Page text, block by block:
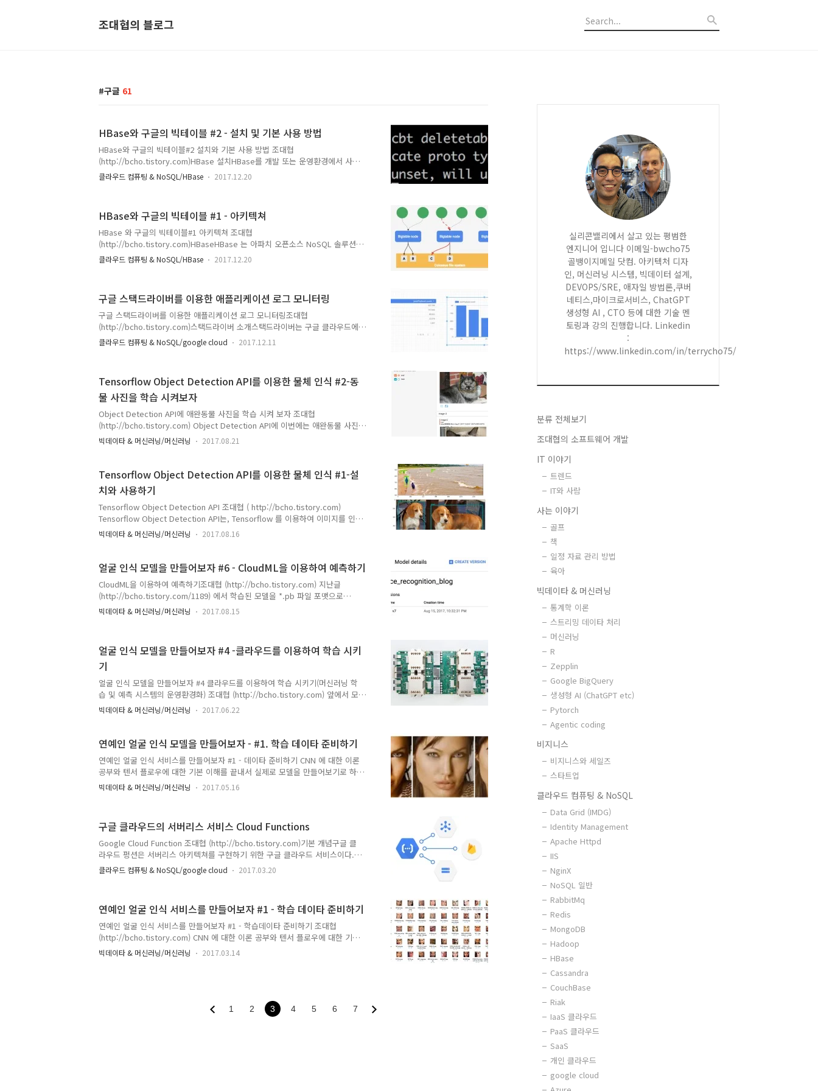
조대협의 블로그
구글 61
HBase와 구글의 빅테이블 #2 - 설치 및 기본 사용 방법
HBase와 구글의 빅테이블#2 설치와 기본 사용 방법 조대협
(http://bcho.tistory.com)HBase 설치HBase를 개발 또는 운영환경에서 사용
하기 위해서는 직접 HBase를 다운 받아서 설치하거나 또는 구글 클라우드의 빅
테이블을 사용하면 된다 각각 설치 방법은 다음과 같다. 로컬 환경에 HBase 설
여기서는 자세하게 설명하지 않는다. $JAVA_HOME 환경 변수를 설정한 후에,
HBase를 다운로드 받고, 압축을 푼다.다음 ./bin/start-hbase.sh 을 수행하면
Hbase를 가동할 수 있다...
클라우드 컴퓨팅 & NoSQL/HBase 2017.12.20
HBase와 구글의 빅테이블 #1 - 아키텍쳐
HBase 와 구글의 빅테이블#1 아키텍쳐 조대협
(http://bcho.tistory.com)HBaseHBase 는 아파치 오픈소스 NoSQL 솔루션으
로 구글의 빅테이블 (https://research.google.com/archive/bigtable.html)
논문을 기반으로 개발되었다.Key/Value Store 기반의 NoSQL이며, 대용량 데
은 하나의 로우키(rowkey)를 가지고 있다. 이 키는 RDBMS의 프라이머리 키와
같은 키라고 보면 된다. 각각의 행에는 컬럼이 정의되어 있는데, RDBMS 테이블
의 일반 컬럼과 같은 개념이라고 보면..
클라우드 컴퓨팅 & NoSQL/HBase 2017.12.20
구글 스택드라이버를 이용한 애플리케이션 로그 모니터링
구글 스택드라이버를 이용한 애플리케이션 로그 모니터링조대협
(http://bcho.tistory.com)스택드라이버 소개스택드라이버는 구글 클라우드에
서 서비스로 제공되는 시스템 로그 및 모니터링 시스템이다. CPU,메모리사용량
과 같은 하드웨어에 대한 정보에서 부터 웹서버나 OS와 같은 미들웨어 및 애플
등에 대한 모니터링도 가능하다. 구글 클라우드 뿐 아니라, AWS에 대한 모니터
링을 통합으로 지원하는 등, 상당히 많은 기능을 가지고 있다.이 글에서는 스택
드라이버를 이용하여 애플리케이션 로그를 수집하..
클라우드 컴퓨팅 & NoSQL/google cloud 2017.12.11
Tensorflow Object Detection API를 이용한 물체 인식 #2-동
물 사진을 학습 시켜보자
Object Detection API에 애완동물 사진을 학습 시켜 보자 조대협
(http://bcho.tistory.com) Object Detection API에 이번에는 애완동물 사진
데이타를 학습시켜 보도록 한다.애완 동물 학습 데이타의 원본은 Oxford-IIIT
Pets lives 로 http://www.robots.ox.ac.uk/~vgg/data/pets/ 에 있다. 약
이 애완동물 데이타를 다운 받아서, Object Detection API에 학습 시키는 것까
지 진행을 한다.데이타를 다운로드 받은 후, Object Detection API에 학습 시
키기 위해서, 데이타 포맷을 TFRecord 형태로 변환한 후..
빅데이타 & 머신러닝/머신러닝 2017.08.21
Tensorflow Object Detection API를 이용한 물체 인식 #1-설
치와 사용하기
Tensorflow Object Detection API 조대협 ( http://bcho.tistory.com)
Tensorflow Object Detection API는, Tensorflow 를 이용하여 이미지를 인
식할 수 있도록 개발된 모델로, 라이브러리 형태로 제공되며, 각기 다른 정확도
와 속도를 가지고 있는 5개의 모델을 제공한다. 머신러닝이나 텐서플로우에 대한
데이타를 업로드해서 학습을 하여, 내 시나리오에 맞는 Object Detection
System을 손쉽게 만들 수 있다. Object Detection API를 설치하기 위해서는
텐서플로우 1.x 와 파이썬 2.7x 버전이 사전 설치되어 있어야 한다. 이 글에서..
빅데이타 & 머신러닝/머신러닝 2017.08.16
얼굴 인식 모델을 만들어보자 #6 - CloudML을 이용하여 예측하기
CloudML을 이용하여 예측하기조대협 (http://bcho.tistory.com) 지난글
(http://bcho.tistory.com/1189) 에서 학습된 모델을 *.pb 파일 포맷으로
Export 하였다. 그러면 이 Export 된 모델을 이용하여 예측 (prediction)을 하
는 방법에 대해서 알아보겠다. 앞글에서도 언급했듯이, 예측은 Google
Version/face_recog_model/%2528wwoo%2529%2BML%2BEngine%2Bp
rediction.ipynb 를 참고하기 바란다. Export된 모델을 CloudML에 배포하기..
빅데이타 & 머신러닝/머신러닝 2017.08.15
얼굴 인식 모델을 만들어보자 #4 -클라우드를 이용하여 학습 시키
기
얼굴 인식 모델을 만들어보자 #4 클라우드를 이용하여 학습 시키기(머신러닝 학
습 및 예측 시스템의 운영환경화) 조대협 (http://bcho.tistory.com) 앞에서 모
델을 만들고 학습도 다했다. 이제, 이 모델을 실제 운영 환경에서 운영할 수 있
는 스케일로 포팅을 하고자 한다. 로컬 환경 대비 실제 운영 환경으로 확장할때
이타를 전처리하기 위한 병렬 처리 환경 이 내용은 이미
http://bcho.tistory.com/1177에서 다루었다. 대규모 학습 데이타를 빠르게 학
습 시킬 수 있는 컴퓨팅 파워학습된 데이타를 이용한 대규모 예측 서비스를 할
수 있는 기능 위의 요건을 만족하면서 텐서플로우로 환경을 올리는 방법은 여
러..
빅데이타 & 머신러닝/머신러닝 2017.06.22
연예인 얼굴 인식 모델을 만들어보자 - #1. 학습 데이타 준비하기
연예인 얼굴 인식 서비스를 만들어보자 #1 - 데이타 준비하기 CNN 에 대한 이론
공부와 텐서 플로우에 대한 기본 이해를 끝내서 실제로 모델을 만들어보기로 하
였다.CNN을 이용한 이미지 인식중 대중적인 주제로 얼굴 인식 (Face
recognition)을 주제로 잡아서, 이 모델을 만들기로 하고 아직 실력이 미흡하여
든 코드를 기반으로 하여 설명한다. (코드 원본 주소 :
https://github.com/wwoo/tf_face ) 얼굴 데이타를 구할 수 있는곳먼저 얼굴
인식 모델을 만들려면, 학습을 시킬 충분한 데이타가 있어야 한다. 사람 얼..
빅데이타 & 머신러닝/머신러닝 2017.05.16
구글 클라우드의 서버리스 서비스 Cloud Functions
Google Cloud Function 조대협 (http://bcho.tistory.com)기본 개념구글 클
라우드 펑션은 서버리스 아키텍쳐를 구현하기 위한 구글 클라우드 서비스이다.
아마존 웹서비스의 람다와 같은 기능이라고 보면 된다. 이벤트가 발생하면, 이벤
트에 따라서, 코드를 수행해주는 형태인데, 이벤트의 종류는 다음과 같
되었을때마지막으로 HTTP로 들어오는 요청 (REST API) 개발환경프로그래밍 언
어는 node.js 6.9.1 버전을 기반으로 되어 있으며, node.js의 package.json을
이용하여 왠만한 의존성 ..
클라우드 컴퓨팅 & NoSQL/google cloud 2017.03.20
연예인 얼굴 인식 서비스를 만들어보자 #1 - 학습 데이타 준비하기
연예인 얼굴 인식 서비스를 만들어보자 #1 - 학습데이타 준비하기 조대협
(http://bcho.tistory.com) CNN 에 대한 이론 공부와 텐서 플로우에 대한 기본
이해를 끝내서 실제로 모델을 만들어보기로 하였다.CNN을 이용한 이미지 인식
중 대중적인 주제로 얼굴 인식 (Face recognition)을 주제로 잡아서, 이 모델을
본 주소 : https://github.com/wwoo/tf_face )얼굴 데이타를 내려 받자먼저 얼
빅데이타 & 머신러닝/머신러닝 2017.03.14
1 2 3 4 5 6 7
실리콘밸리에서 살고 있는 평범한
엔지니어 입니다 이메일-bwcho75
골뱅이지메일 닷컴. 아키텍처 디자
인, 머신러닝 시스템, 빅데이터 설계,
DEVOPS/SRE, 애자일 방법론,쿠버
네티스,마이크로서비스, ChatGPT
생성형 AI , CTO 등에 대한 기술 멘
토링과 강의 진행합니다. Linkedin
:
https://www.linkedin.com/in/terrycho75/
분류 전체보기
조대협의 소프트웨어 개발
IT 이야기
트렌드
IT와 사람
사는 이야기
골프
책
일정 자료 관리 방법
육아
빅데이타 & 머신러닝
통계학 이론
스트리밍 데이타 처리
머신러닝
R
Zepplin
Google BigQuery
생성형 AI (ChatGPT etc)
Pytorch
Agentic coding
비지니스
비지니스와 세일즈
스타트업
클라우드 컴퓨팅 & NoSQL
Data Grid (IMDG)
Identity Management
Apache Httpd
IIS
NginX
NoSQL 일반
RabbitMq
Redis
MongoDB
Hadoop
HBase
Cassandra
CouchBase
Riak
IaaS 클라우드
PaaS 클라우드
SaaS
개인 클라우드
google cloud